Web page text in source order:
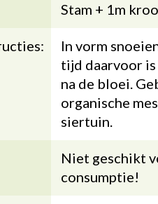
Stam + 1m
In vorm
tijd daarvoor
na de bloei.
organische
siertuin.
Niet geschikt
consumptie!